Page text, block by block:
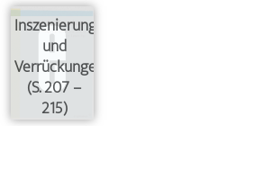
Inszenierungen
und
Verrückungen
(S. 207 –
215)